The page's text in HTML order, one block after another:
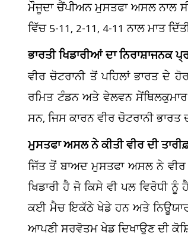
ਮੌਜੂਦਾ ਚੈਂਪੀਅਨ ਮੁਸਤਫਾ ਅਸਲ ਨਾਲ
ਵਿੱਚ 5-11, 2-11, 4-11 ਨਾਲ ਮਾਤ
ਭਾਰਤੀ ਖਿਡਾਰੀਆਂ ਦਾ ਨਿਰਾਸ਼ਾਜਨਕ
ਵੀਰ ਚੋਟਰਾਨੀ ਤੋਂ ਪਹਿਲਾਂ ਭਾਰਤ ਦੇ
ਰਮਿਤ ਟੰਡਨ ਅਤੇ ਵੇਲਵਨ
ਸਨ, ਜਿਸ ਕਾਰਨ ਵੀਰ ਚੋਟਰਾਨੀ
ਮੁਸਤਫਾ ਅਸਲ ਨੇ ਕੀਤੀ ਵੀਰ ਦੀ
ਜਿੱਤ ਤੋਂ ਬਾਅਦ ਮੁਸਤਫਾ ਅਸਲ ਨੇ ਵੀਰ
ਖਿਡਾਰੀ ਹੈ ਜੋ ਕਿਸੇ ਵੀ ਪਲ ਵਿਰੋਧੀ
ਕਈ ਮੈਚ ਇਕੱਠੇ ਖੇਡੇ ਹਨ ਅਤੇ
ਆਪਣੀ ਸਰਵੋਤਮ ਖੇਡ ਦਿਖਾਉਣ ਦੀ